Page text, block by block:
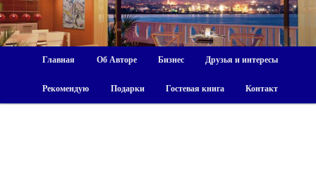
Главная Об Авторе Бизнес Друзья и интересы
Рекомендую Подарки Гостевая книга Контакт